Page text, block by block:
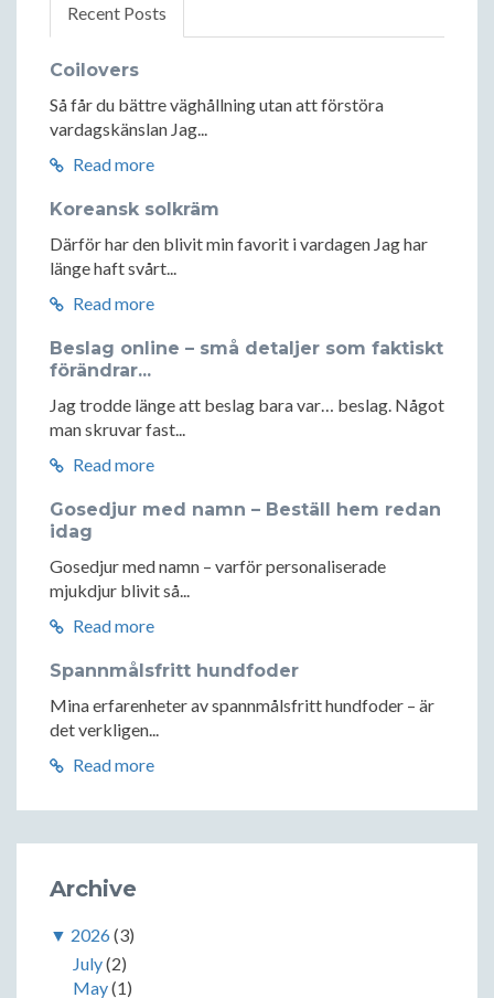
Recent Posts
Coilovers
Så får du bättre väghållning utan att förstöra
vardagskänslan Jag...
Read more
Koreansk solkräm
Därför har den blivit min favorit i vardagen Jag har
länge haft svårt...
Read more
Beslag online – små detaljer som faktiskt
förändrar...
Jag trodde länge att beslag bara var… beslag. Något
man skruvar fast...
Read more
Gosedjur med namn – Beställ hem redan
idag
Gosedjur med namn – varför personaliserade
mjukdjur blivit så...
Read more
Spannmålsfritt hundfoder
Mina erfarenheter av spannmålsfritt hundfoder – är
det verkligen...
Read more
Archive
▼ 2026(3)
July(2)
May(1)